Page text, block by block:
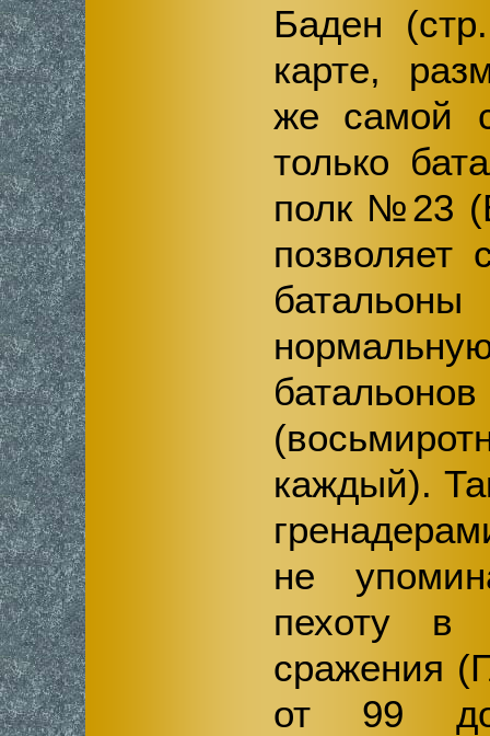
Баден
карте,
же самой
только
полк №23
позволяет
каждый).
не
пехоту в
сражения
от 99